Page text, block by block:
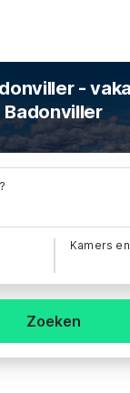
-
Badonviller
Kamers
Zoeken